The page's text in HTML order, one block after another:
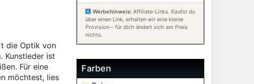
die Optik von
Kunstleder ist
Für eine
möchtest, lies
Werbehinweis: Affiliate-Links. Kaufst du
über einen Link, erhalten wir eine kleine
Provision – für dich ändert sich am Preis
nichts.
Farben